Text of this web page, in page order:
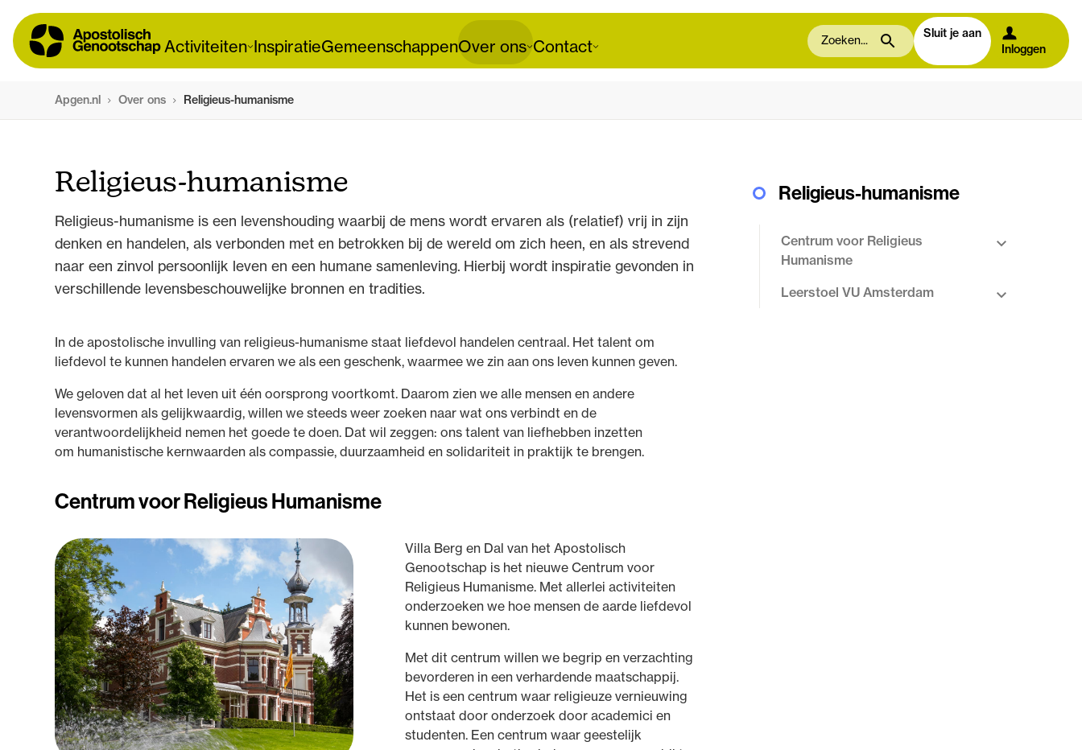
Activiteiten InspiratieGemeenschappenOver ons Contact
Sluit je aan
Inloggen
Apgen.nl Over ons Religieus-humanisme
Religieus-humanisme
Religieus-humanisme is een levenshouding waarbij de mens wordt ervaren als (relatief) vrij in zijn
denken en handelen, als verbonden met en betrokken bij de wereld om zich heen, en als strevend
naar een zinvol persoonlijk leven en een humane samenleving. Hierbij wordt inspiratie gevonden in
verschillende levensbeschouwelijke bronnen en tradities.
In de apostolische invulling van religieus-humanisme staat liefdevol handelen centraal. Het talent om
liefdevol te kunnen handelen ervaren we als een geschenk, waarmee we zin aan ons leven kunnen geven.
We geloven dat al het leven uit één oorsprong voortkomt. Daarom zien we alle mensen en andere
levensvormen als gelijkwaardig, willen we steeds weer zoeken naar wat ons verbindt en de
verantwoordelijkheid nemen het goede te doen. Dat wil zeggen: ons talent van liefhebben inzetten
om humanistische kernwaarden als compassie, duurzaamheid en solidariteit in praktijk te brengen.
Centrum voor Religieus Humanisme
Villa Berg en Dal van het Apostolisch
Genootschap is het nieuwe Centrum voor
Religieus Humanisme. Met allerlei activiteiten
onderzoeken we hoe mensen de aarde liefdevol
kunnen bewonen.
Met dit centrum willen we begrip en verzachting
bevorderen in een verhardende maatschappij.
Het is een centrum waar religieuze vernieuwing
ontstaat door onderzoek door academici en
studenten. Een centrum waar geestelijk
Religieus-humanisme
Centrum voor Religieus
Humanisme
Leerstoel VU Amsterdam